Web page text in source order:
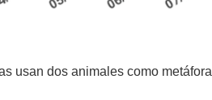
usan dos animales como